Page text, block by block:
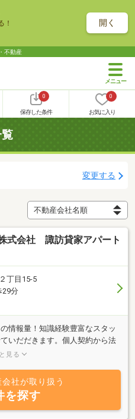
！ 開く
不動産
0
保存した条件
0
お気に入り
変更する
式会社 諏訪貸家アパート
丁目15-5
29分
情報量！知識経験豊富なスタッ
いだだきます。個人契約から法
。皆様のご来店を心よりお待ち
見る
社が取り扱う
を探す